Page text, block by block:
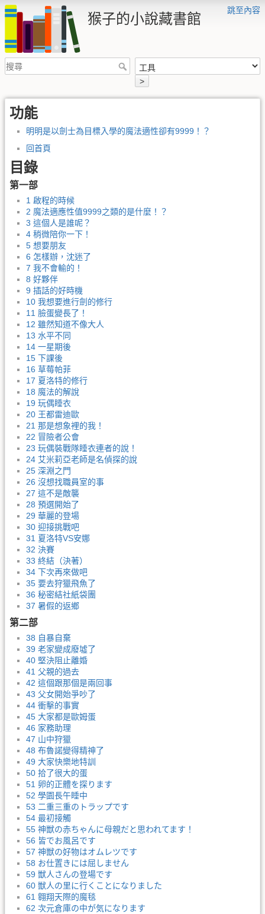
跳至內容
猴子的小說藏書館
>
功能
明明是以劍士為目標入學的魔法適性卻有9999！？
回首頁
目錄
第一部
1 啟程的時候
2 魔法適應性值9999之類的是什麼！？
3 這個人是誰呢？
4 稍微陪你一下！
5 想要朋友
6 怎樣辦，沈迷了
7 我不會輸的！
8 好夥伴
9 插話的好時機
10 我想要進行劍的修行
11 臉蛋變長了！
12 雖然知道不像大人
13 水平不同
14 一星期後
15 下課後
16 草莓帕菲
17 夏洛特的修行
18 魔法的解說
19 玩偶睡衣
20 王都雷迪歐
21 那是想象裡的我！
22 冒險者公會
23 玩偶裝戰隊睡衣連者的說！
24 艾米莉亞老師是名偵探的說
25 深淵之門
26 沒想找職員室的事
27 這不是敵襲
28 預選開始了
29 華麗的登場
30 迎接挑戰吧
31 夏洛特VS安娜
32 決賽
33 終結（決著）
34 下次再來做吧
35 要去狩獵飛魚了
36 秘密結社紙袋團
37 暑假的返鄉
第二部
38 自暴自棄
39 老家變成廢墟了
40 堅決阻止離婚
41 父親的過去
42 這個跟那個是兩回事
43 父女開始爭吵了
44 衝擊的事實
45 大家都是歐姆蛋
46 家務助理
47 山中狩獵
48 布魯諾變得精神了
49 大家快樂地特訓
50 拾了很大的蛋
51 卵的正體を探ります
52 學園長午睡中
53 二重三重のトラップです
54 最初接觸
55 神獣の赤ちゃんに母親だと思われてます！
56 皆でお風呂です
57 神獣の好物はオムレツです
58 お仕置きには屈しません
59 獣人さんの登場です
60 獣人の里に行くことになりました
61 翱翔天際的魔毯
62 次元倉庫の中が気になります